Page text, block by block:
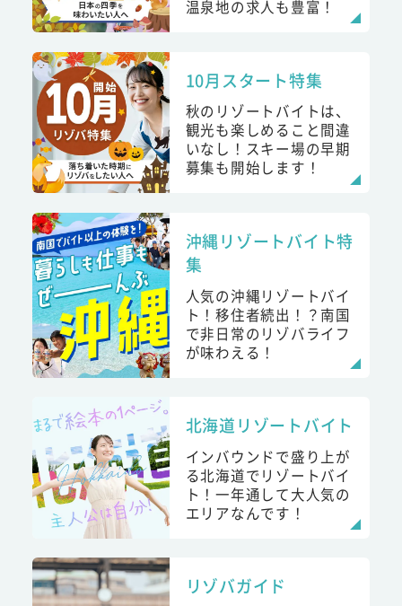
温泉地の求人も豊富！
10月スタート特集
秋のリゾートバイトは、
観光も楽しめること間違
いなし！スキー場の早期
募集も開始します！
沖縄リゾートバイト特
集
人気の沖縄リゾートバイ
ト！移住者続出！？南国
で非日常のリゾバライフ
が味わえる！
北海道リゾートバイト
インバウンドで盛り上が
る北海道でリゾートバイ
ト！一年通して大人気の
エリアなんです！
リゾバガイド